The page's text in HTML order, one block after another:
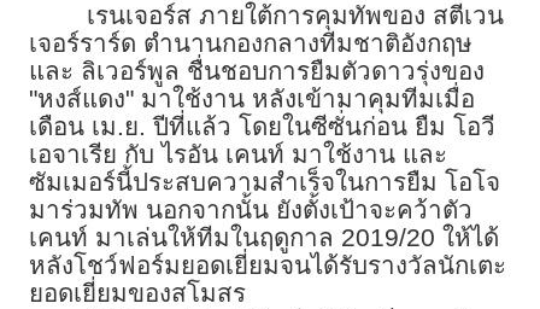
เรนเจอร์ส ภายใต้การคุมทัพของ สตีเวน
เจอร์ราร์ด ตำนานกองกลางทีมชาติอังกฤษ
และ ลิเวอร์พูล ชื่นชอบการยืมตัวดาวรุ่งของ
"หงส์แดง" มาใช้งาน หลังเข้ามาคุมทีมเมื่อ
เดือน เม.ย. ปีที่แล้ว โดยในซีซั่นก่อน ยืม โอวี
เอจาเรีย กับ ไรอัน เคนท์ มาใช้งาน และ
ซัมเมอร์นี้ประสบความสำเร็จในการยืม โอโจ
มาร่วมทัพ นอกจากนั้น ยังตั้งเป้าจะคว้าตัว
เคนท์ มาเล่นให้ทีมในฤดูกาล 2019/20 ให้ได้
หลังโชว์ฟอร์มยอดเยี่ยมจนได้รับรางวัลนักเตะ
ยอดเยี่ยมของสโมสร